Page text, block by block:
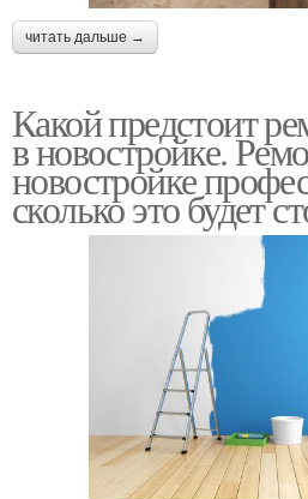
читать дальше →
Какой предстоит
в новостройке.
новостройке
сколько это будет